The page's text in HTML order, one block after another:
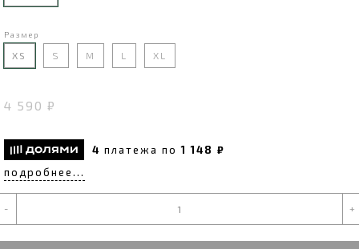
Размер
XS S M L XL
4 590 ₽
4 платежа по1 148 ₽
подробнее...
- +